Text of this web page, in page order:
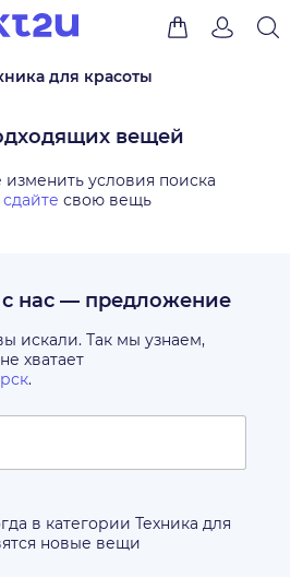
для красоты
вещей
условия поиска
сдайте свою вещь
с нас — предложение
искали. Так мы узнаем,
хватает
.
в категории Техника для
новые вещи